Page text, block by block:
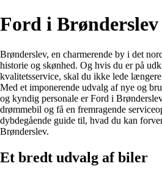
Ford i Brønderslev
Brønderslev, en charmerende by i det
historie og skønhed. Og hvis du er på
kvalitetsservice, skal du ikke lede
Med et imponerende udvalg af nye og
og kyndig personale er Ford i
drømmebil og få en fremragende
dybdegående guide til, hvad du kan
Brønderslev.
Et bredt udvalg af biler